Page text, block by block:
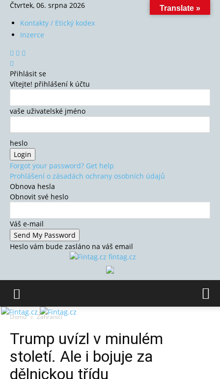
Čtvrtek, 06. srpna 2026
Kontakty / Etický kodex
Inzerce
Přihlásit se
Vítejte! přihlášení k účtu
vaše uživatelské jméno
heslo
Forgot your password? Get help
Prohlášení o zásadách ochrany osobních údajů
Obnova hesla
Obnovit své heslo
Váš e-mail
Heslo vám bude zasláno na váš email
fintag.cz
Domů Zahraničí
Trump uvízl v minulém
století. Ale i bojuje za
dělnickou třídu
Translate »